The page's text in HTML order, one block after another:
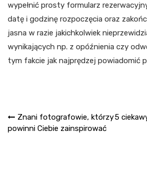
wypełnić prosty formularz
datę i godzinę rozpoczęcia oraz
jasna w razie jakichkolwiek
wynikających np. z opóźnienia czy
tym fakcie jak najprędzej powiadomić
Nawigacja
wpisu
Znani fotografowie, którzy
powinni Ciebie zainspirować
5